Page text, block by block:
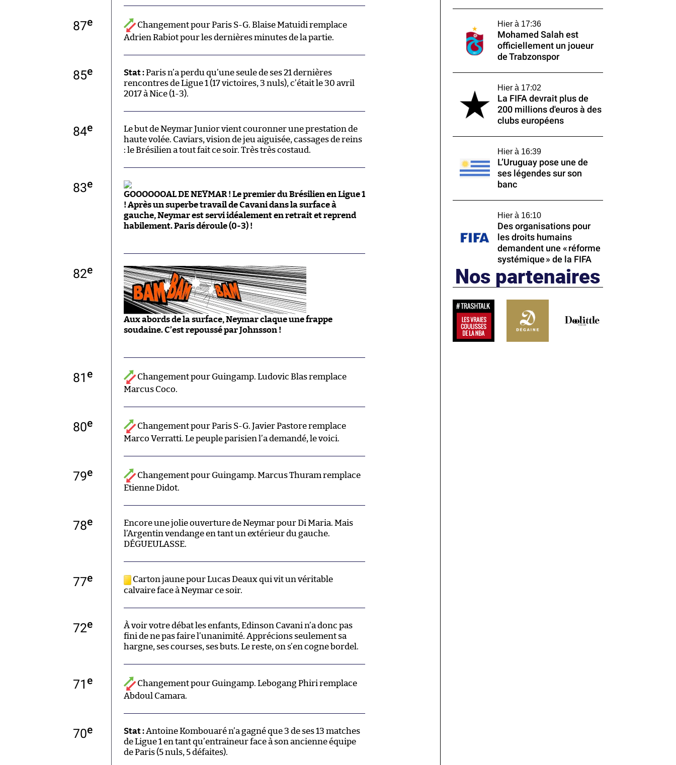
87e
Changement pour Paris S-G. Blaise Matuidi remplace
Adrien Rabiot pour les dernières minutes de la partie.
85e Stat :Paris n’a perdu qu’une seule de ses 21 dernières
rencontres de Ligue 1 (17 victoires, 3 nuls), c’était le 30 avril
2017 à Nice (1-3).
84e
Le but de Neymar Junior vient couronner une prestation de
haute volée. Caviars, vision de jeu aiguisée, cassages de reins
: le Brésilien a tout fait ce soir. Très très costaud.
83e
GOOOOOOAL DE NEYMAR ! Le premier du Brésilien en Ligue 1
! Après un superbe travail de Cavani dans la surface à
gauche, Neymar est servi idéalement en retrait et reprend
habilement. Paris déroule (0-3) !
82e
Aux abords de la surface, Neymar claque une frappe
soudaine. C’est repoussé par Johnsson !
81 e
Changement pour Guingamp. Ludovic Blas remplace
Marcus Coco.
80e
Changement pour Paris S-G. Javier Pastore remplace
Marco Verratti. Le peuple parisien l’a demandé, le voici.
79e
Changement pour Guingamp. Marcus Thuram remplace
Etienne Didot.
78e
Encore une jolie ouverture de Neymar pour Di Maria. Mais
l’Argentin vendange en tant un extérieur du gauche.
DÉGUEULASSE.
77e
Carton jaune pour Lucas Deaux qui vit un véritable
calvaire face à Neymar ce soir.
72e
À voir votre débat les enfants, Edinson Cavani n’a donc pas
fini de ne pas faire l’unanimité. Apprécions seulement sa
hargne, ses courses, ses buts. Le reste, on s’en cogne bordel.
71 e
Changement pour Guingamp. Lebogang Phiri remplace
Abdoul Camara.
70e Stat :Antoine Kombouaré n’a gagné que 3 de ses 13 matches
de Ligue 1 en tant qu’entraineur face à son ancienne équipe
de Paris (5 nuls, 5 défaites).
Hier à 17:36
Mohamed Salah est
officiellement un joueur
de Trabzonspor
Hier à 17:02
La FIFA devrait plus de
200 millions d'euros à des
clubs européens
Hier à 16:39
L’Uruguay pose une de
ses légendes sur son
banc
Hier à 16:10
Des organisations pour
les droits humains
demandent une « réforme
systémique » de la FIFA
Nos partenaires